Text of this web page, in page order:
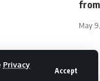
Privacy
Accept
May